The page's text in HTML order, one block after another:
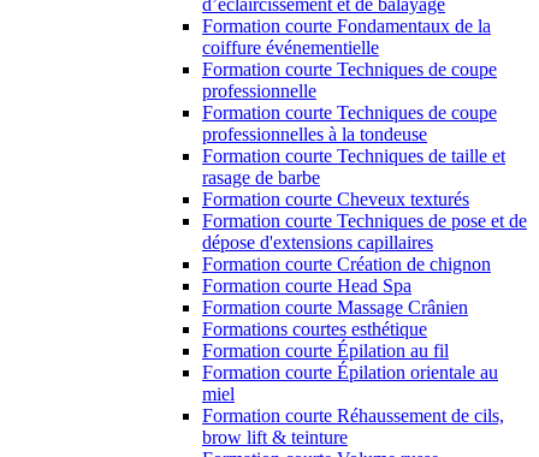
d’éclaircissement et de balayage
Formation courte Fondamentaux de la
coiffure événementielle
Formation courte Techniques de coupe
professionnelle
Formation courte Techniques de coupe
professionnelles à la tondeuse
Formation courte Techniques de taille et
rasage de barbe
Formation courte Cheveux texturés
Formation courte Techniques de pose et de
dépose d'extensions capillaires
Formation courte Création de chignon
Formation courte Head Spa
Formation courte Massage Crânien
Formations courtes esthétique
Formation courte Épilation au fil
Formation courte Épilation orientale au
miel
Formation courte Réhaussement de cils,
brow lift & teinture